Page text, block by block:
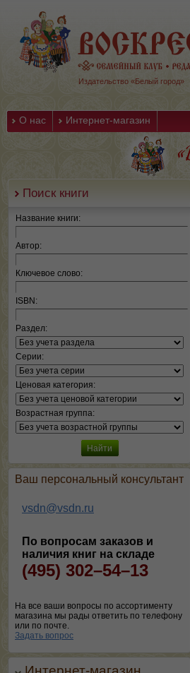
Издательство «Белый город»
О нас Интернет-магазин
Поиск книги
Название книги:
Автор:
Ключевое слово:
ISBN:
Раздел:
Серии:
Ценовая категория:
Возрастная группа:
Ваш персональный консультант
vsdn@vsdn.ru
По вопросам заказов и
наличия книг на складе
(495) 302–54–13
На все ваши вопросы по ассортименту
магазина мы рады ответить по телефону
или по почте.
Задать вопрос